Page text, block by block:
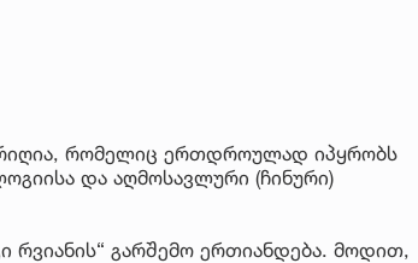
რომელიც ერთდროულად იპყრობს
და აღმოსავლური (ჩინური)
რვიანის“ გარშემო ერთიანდება. მოდით,